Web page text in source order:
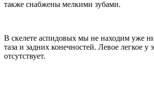
также снабжены мелкими зубами.
В скелете аспидовых мы не находим уже
таза и задних конечностей. Левое легкое у
отсутствует.